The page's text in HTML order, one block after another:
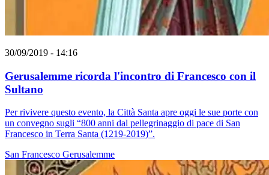
30/09/2019 - 14:16
Gerusalemme ricorda l'incontro di Francesco con il
Sultano
Per rivivere questo evento, la Città Santa apre oggi le sue porte con
un convegno sugli “800 anni dal pellegrinaggio di pace di San
Francesco in Terra Santa (1219-2019)”.
San Francesco Gerusalemme